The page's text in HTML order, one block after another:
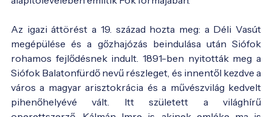
Az igazi áttörést a 19. század hozta meg: a Déli Vasút
megépülése és a gőzhajózás beindulása után Siófok
rohamos fejlődésnek indult. 1891-ben nyitották meg a
Siófok Balatonfürdő nevű részleget, és innentől kezdve a
város a magyar arisztokrácia és a művészvilág kedvelt
pihenőhelyévé vált. Itt született a világhírű